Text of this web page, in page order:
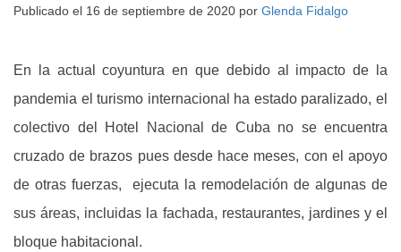
Publicado el 16 de septiembre de 2020 por Glenda Fidalgo
En la actual coyuntura en que debido al impacto de la
pandemia el turismo internacional ha estado paralizado, el
colectivo del Hotel Nacional de Cuba no se encuentra
cruzado de brazos pues desde hace meses, con el apoyo
de otras fuerzas, ejecuta la remodelación de algunas de
sus áreas, incluidas la fachada, restaurantes, jardines y el
bloque habitacional.